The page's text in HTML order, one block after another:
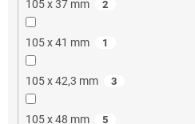
105 x 37 mm 2
105 x 41 mm 1
105 x 42,3 mm 3
105 x 48 mm 5